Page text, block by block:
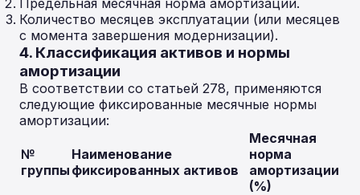
Предельная месячная норма амортизации.
Количество месяцев эксплуатации (или месяцев
с момента завершения модернизации).
4. Классификация активов и нормы
амортизации
В соответствии со статьей 278, применяются
следующие фиксированные месячные нормы
амортизации:
№
группы
Наименование
фиксированных активов
Месячная
норма
амортизации
(%)